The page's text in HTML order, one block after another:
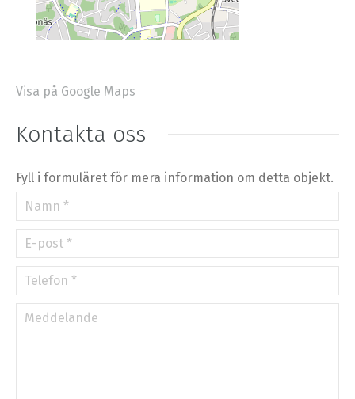
+
−
©OpenStreetMap contributors.
»
Visa på Google Maps
Kontakta oss
Fyll i formuläret för mera information om detta objekt.